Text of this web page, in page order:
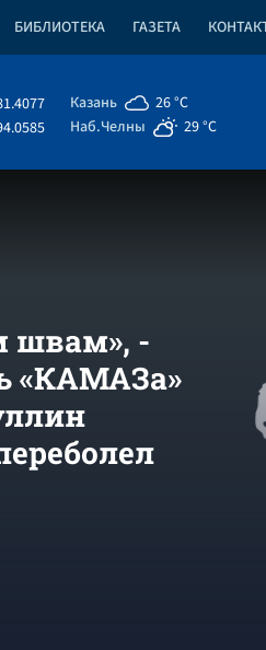
БИБЛИОТЕКА ГАЗЕТА
Казань
26 °C
Наб.Челны
29 °C
швам», -
«КАМАЗа»